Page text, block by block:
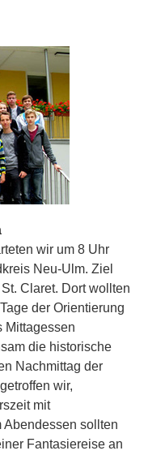
wir um 8 Uhr
Neu-Ulm. Ziel
Claret. Dort wollten
der Orientierung
Mittagessen
die historische
Nachmittag der
wir,
mit
Abendessen sollten
Fantasiereise an